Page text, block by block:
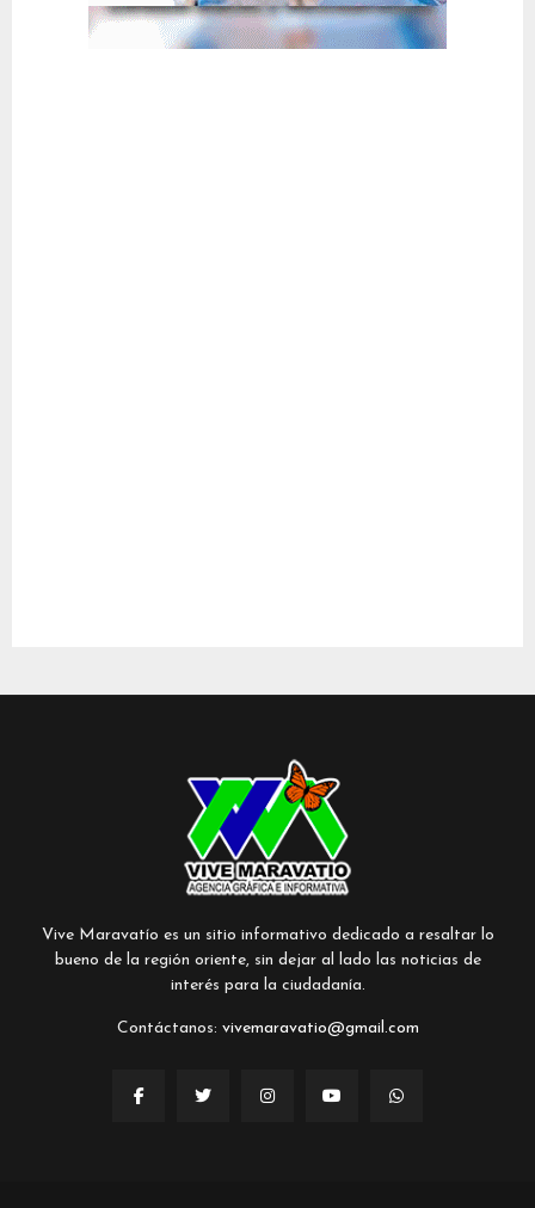
Vive Maravatío es un sitio informativo dedicado a resaltar lo
bueno de la región oriente, sin dejar al lado las noticias de
interés para la ciudadanía.
Contáctanos: vivemaravatio@gmail.com